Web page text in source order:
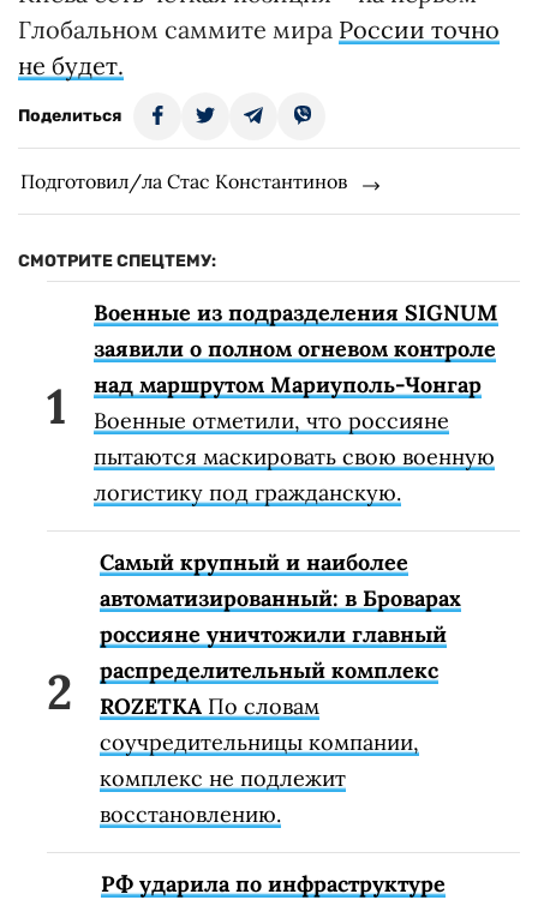
Глобальном саммите мира России точно
не будет.
Поделиться
Подготовил/ла Стас Константинов
СМОТРИТЕ СПЕЦТЕМУ:
Военные из подразделения SIGNUM
заявили о полном огневом контроле
над маршрутом Мариуполь-Чонгар
Военные отметили, что россияне
пытаются маскировать свою военную
логистику под гражданскую.
Самый крупный и наиболее
автоматизированный: в Броварах
россияне уничтожили главный
распределительный комплекс
ROZETKA По словам
соучредительницы компании,
комплекс не подлежит
восстановлению.
РФ ударила по инфраструктуре